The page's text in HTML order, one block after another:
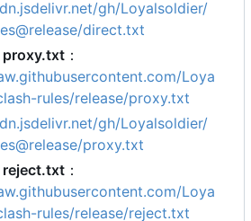
gh/Loyalsoldier/
direct.txt
proxy.txt ：
Loya
rules/release/proxy.txt
gh/Loyalsoldier/
proxy.txt
reject.txt ：
Loya
rules/release/reject.txt